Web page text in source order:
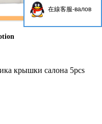
крышки салона 5pcs
在線客服-валов